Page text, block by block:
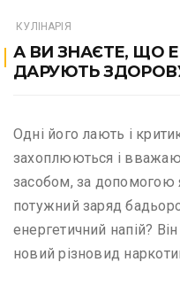
КУЛІНАРІЯ
А ВИ ЗНАЄТЕ, ЩО
ДАРУЮТЬ
Одні його лають і
захоплюються і
засобом, за допомогою
потужний заряд
енергетичний напій?
новий різновид